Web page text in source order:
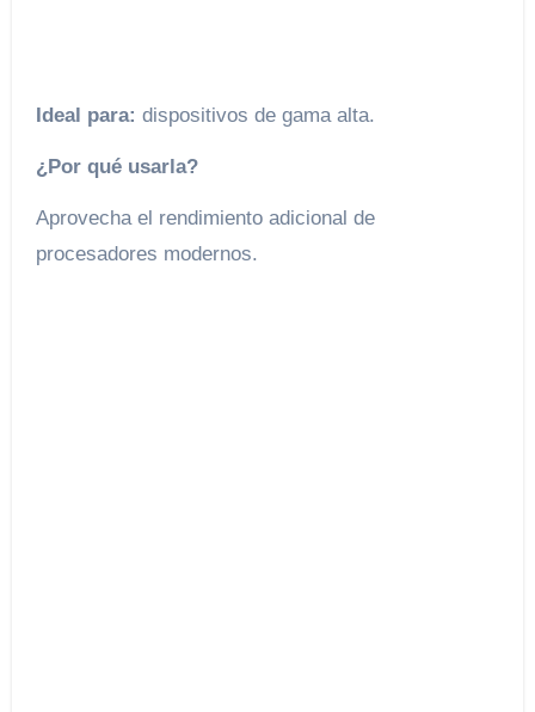
Ideal para: dispositivos de gama alta.
¿Por qué usarla?
Aprovecha el rendimiento adicional de
procesadores modernos.